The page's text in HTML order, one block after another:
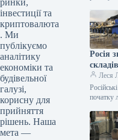
ринки,
інвестиції та
криптовалюта
. Ми
публікуємо
аналітику
економіки та
будівельної
галузі,
корисну для
прийняття
рішень. Наша
мета —
фонду
Росія
Леся
початку
400 000
та…